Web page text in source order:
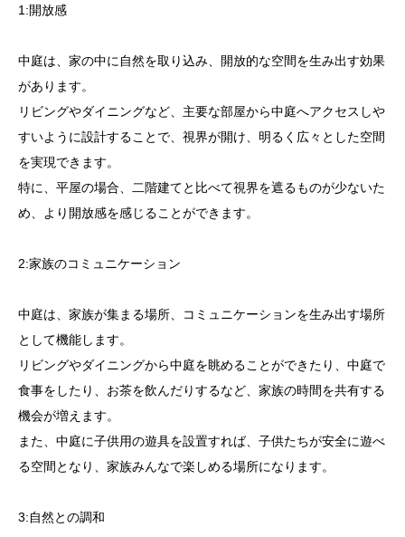
1:開放感
中庭は、家の中に自然を取り込み、開放的な空間を生み出す効果
があります。
リビングやダイニングなど、主要な部屋から中庭へアクセスしや
すいように設計することで、視界が開け、明るく広々とした空間
を実現できます。
特に、平屋の場合、二階建てと比べて視界を遮るものが少ないた
め、より開放感を感じることができます。
2:家族のコミュニケーション
中庭は、家族が集まる場所、コミュニケーションを生み出す場所
として機能します。
リビングやダイニングから中庭を眺めることができたり、中庭で
食事をしたり、お茶を飲んだりするなど、家族の時間を共有する
機会が増えます。
また、中庭に子供用の遊具を設置すれば、子供たちが安全に遊べ
る空間となり、家族みんなで楽しめる場所になります。
3:自然との調和